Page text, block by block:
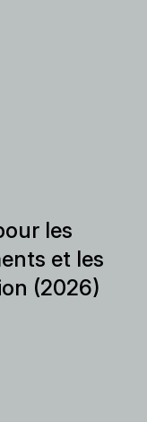
les
et les
(2026)